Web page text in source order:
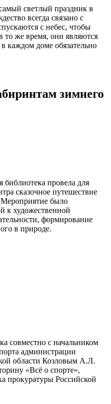
светлый праздник в
всегда связано с
с небес, чтобы
то же время, они являются
доме обязательно
зимнего
библиотека провела для
сказочное путешествие
было
к художественной
формирование
в природе.
совместно с начальником
администрации
области Козловым А.Л.
«Всё о спорте»,
прокуратуры Российской